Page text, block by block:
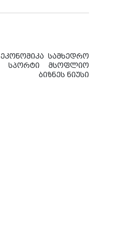
ეკონომიკა სამხედრო
სპორტი
მსოფლიო
ბიზნეს ნიუსი